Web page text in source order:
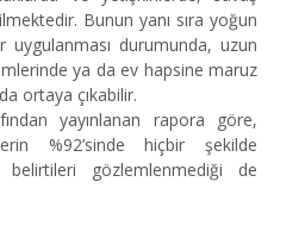
Bunun yanı sıra yoğun
uygulanması durumunda, uzun
ya da ev hapsine maruz
ortaya çıkabilir.
yayınlanan rapora göre,
%92’sinde hiçbir şekilde
belirtileri gözlemlenmediği de